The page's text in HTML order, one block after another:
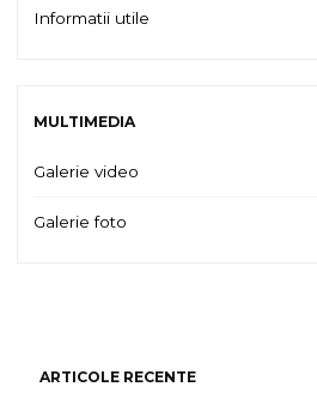
Informatii utile
MULTIMEDIA
Galerie video
Galerie foto
ARTICOLE RECENTE